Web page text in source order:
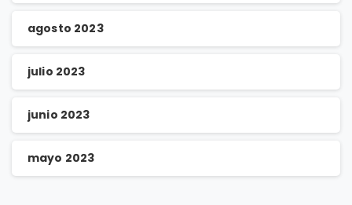
agosto 2023
julio 2023
junio 2023
mayo 2023